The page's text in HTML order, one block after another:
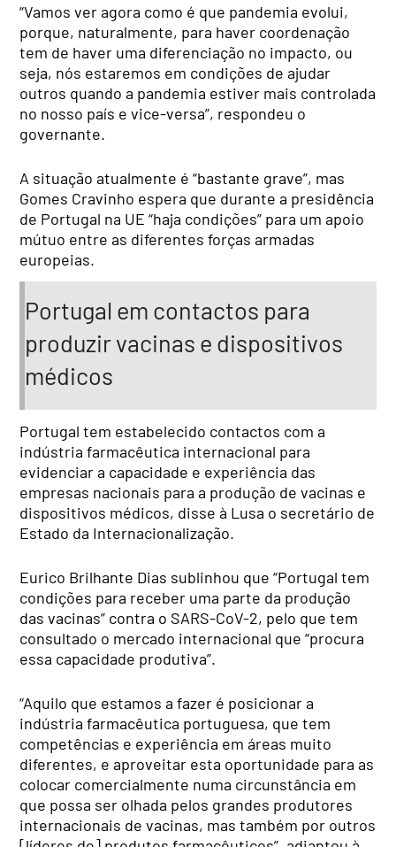
“Vamos ver agora como é que pandemia evolui,
porque, naturalmente, para haver coordenação
tem de haver uma diferenciação no impacto, ou
seja, nós estaremos em condições de ajudar
outros quando a pandemia estiver mais controlada
no nosso país e vice-versa”, respondeu o
governante.
A situação atualmente é “bastante grave”, mas
Gomes Cravinho espera que durante a presidência
de Portugal na UE “haja condições” para um apoio
mútuo entre as diferentes forças armadas
europeias.
Portugal em contactos para
produzir vacinas e dispositivos
médicos
Portugal tem estabelecido contactos com a
indústria farmacêutica internacional para
evidenciar a capacidade e experiência das
empresas nacionais para a produção de vacinas e
dispositivos médicos, disse à Lusa o secretário de
Estado da Internacionalização.
Eurico Brilhante Dias sublinhou que “Portugal tem
condições para receber uma parte da produção
das vacinas” contra o SARS-CoV-2, pelo que tem
consultado o mercado internacional que “procura
essa capacidade produtiva”.
“Aquilo que estamos a fazer é posicionar a
indústria farmacêutica portuguesa, que tem
competências e experiência em áreas muito
diferentes, e aproveitar esta oportunidade para as
colocar comercialmente numa circunstância em
que possa ser olhada pelos grandes produtores
internacionais de vacinas, mas também por outros